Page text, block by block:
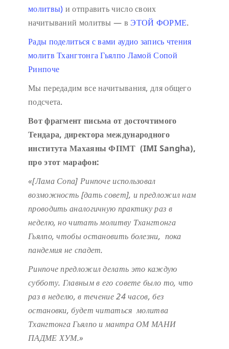
молитвы) и отправить число своих
начитываний молитвы — в ЭТОЙ ФОРМЕ.
Рады поделиться с вами аудио запись чтения
молитв Тхангтонга Гьялпо Ламой Сопой
Ринпоче
Мы передадим все начитывания, для общего
подсчета.
Вот фрагмент письма от досточтимого
Тендара, директора международного
института Махаяны ФПМТ (IMI Sangha),
про этот марафон:
«[Лама Сопа] Ринпоче использовал
возможность [дать совет], и предложил нам
проводить аналогичную практику раз в
неделю, но читать молитву Тхангтонга
Гьялпо, чтобы остановить болезни, пока
пандемия не спадет.
Ринпоче предложил делать это каждую
субботу. Главным в его совете было то, что
раз в неделю, в течение 24 часов, без
остановки, будет читаться молитва
Тхангтонга Гьялпо и мантра ОМ МАНИ
ПАДМЕ ХУМ.»